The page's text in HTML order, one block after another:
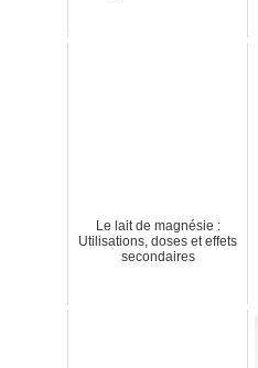
Le lait de magnésie :
Utilisations, doses et effets
secondaires